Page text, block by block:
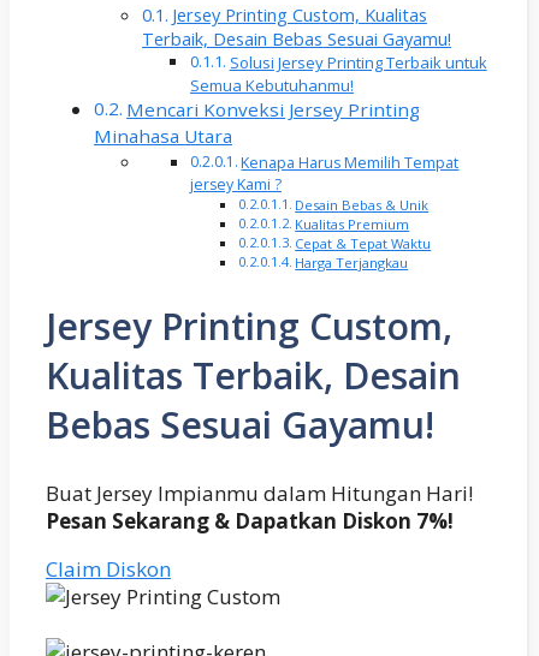
Jersey Printing Custom, Kualitas
Terbaik, Desain Bebas Sesuai Gayamu!
Solusi Jersey Printing Terbaik untuk
Semua Kebutuhanmu!
Mencari Konveksi Jersey Printing
Minahasa Utara
Kenapa Harus Memilih Tempat
jersey Kami ?
Desain Bebas & Unik
Kualitas Premium
Cepat & Tepat Waktu
Harga Terjangkau
Jersey Printing Custom,
Kualitas Terbaik, Desain
Bebas Sesuai Gayamu!
Buat Jersey Impianmu dalam Hitungan Hari!
Pesan Sekarang & Dapatkan Diskon 7%!
Claim Diskon